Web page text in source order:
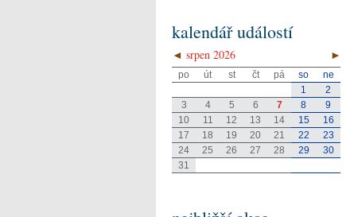
kalendář událostí
◄ ►
srpen 2026
po út st čt pá so
ne
1
2
3
4 5 6 7 8
9
10
11 12 13 14 15
16
17
18 19 20 21 22
23
24
25 26 27 28 29
30
31